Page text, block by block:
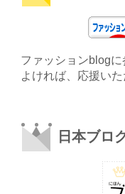
ファッションblogに
よければ、応援い
日本ブロ